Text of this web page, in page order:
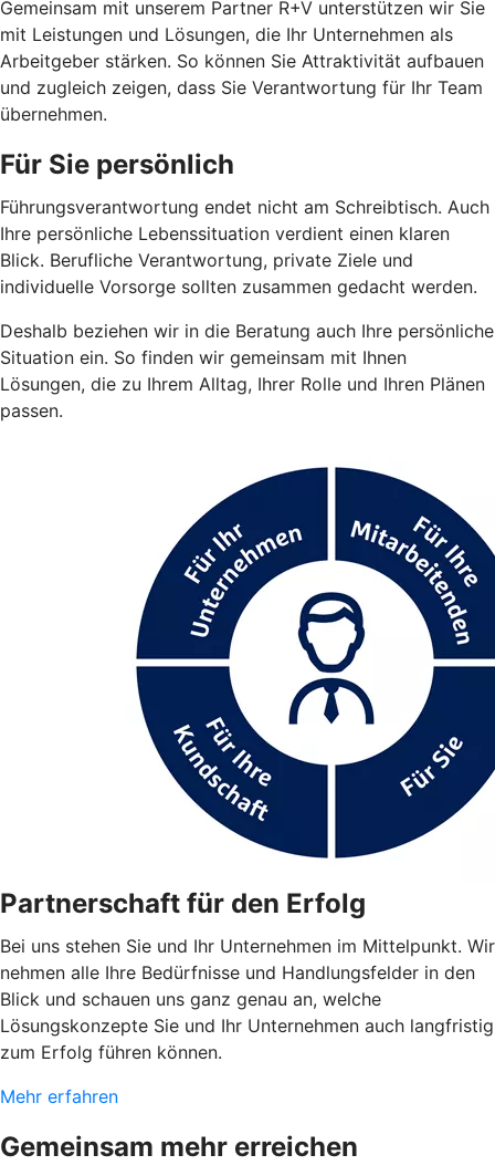
Gemeinsam mit unserem Partner R+V unterstützen wir Sie
mit Leistungen und Lösungen, die Ihr Unternehmen als
Arbeitgeber stärken. So können Sie Attraktivität aufbauen
und zugleich zeigen, dass Sie Verantwortung für Ihr Team
übernehmen.
Für Sie persönlich
Führungsverantwortung endet nicht am Schreibtisch. Auch
Ihre persönliche Lebenssituation verdient einen klaren
Blick. Berufliche Verantwortung, private Ziele und
individuelle Vorsorge sollten zusammen gedacht werden.
Deshalb beziehen wir in die Beratung auch Ihre persönliche
Situation ein. So finden wir gemeinsam mit Ihnen
Lösungen, die zu Ihrem Alltag, Ihrer Rolle und Ihren Plänen
passen.
Partnerschaft für den Erfolg
Bei uns stehen Sie und Ihr Unternehmen im Mittelpunkt. Wir
nehmen alle Ihre Bedürfnisse und Handlungsfelder in den
Blick und schauen uns ganz genau an, welche
Lösungskonzepte Sie und Ihr Unternehmen auch langfristig
zum Erfolg führen können.
Mehr erfahren
Gemeinsam mehr erreichen